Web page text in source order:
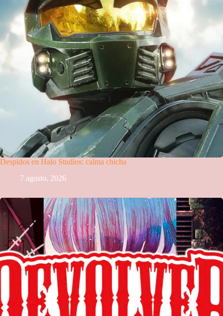
Despidos en Halo Studios: calma chicha
7 agosto, 2026